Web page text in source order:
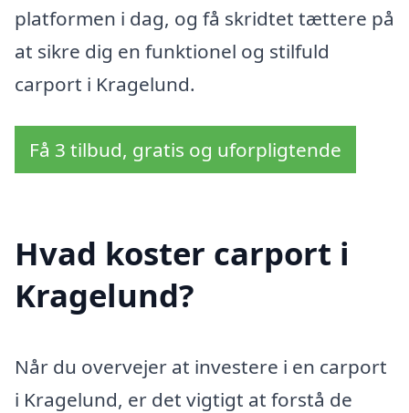
platformen i dag, og få skridtet tættere på
at sikre dig en funktionel og stilfuld
carport i Kragelund.
Få 3 tilbud, gratis og uforpligtende
Hvad koster carport i
Kragelund?
Når du overvejer at investere i en carport
i Kragelund, er det vigtigt at forstå de